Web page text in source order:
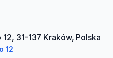
31-137 Kraków, Polska
12